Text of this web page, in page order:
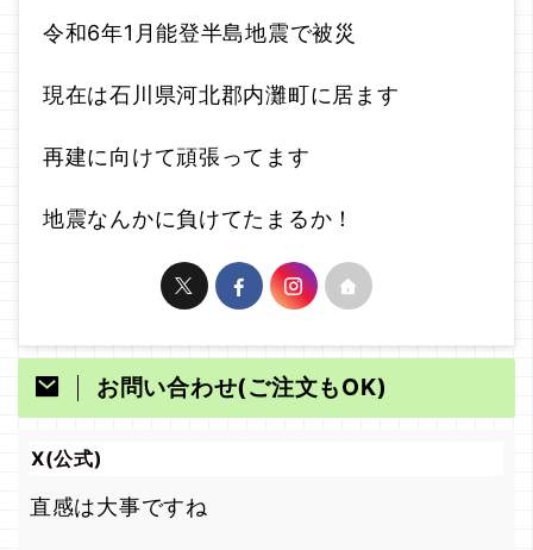
令和6年1月能登半島地震で被災
現在は石川県河北郡内灘町に居ます
再建に向けて頑張ってます
地震なんかに負けてたまるか！
お問い合わせ(ご注文もOK)
X(公式)
直感は大事ですね